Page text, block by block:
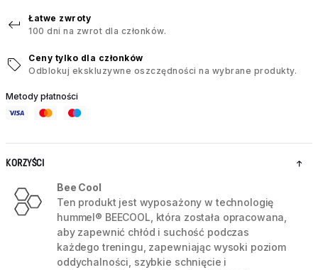
Łatwe zwroty
100 dni na zwrot dla członków.
Ceny tylko dla członków
Odblokuj ekskluzywne oszczędności na wybrane produkty.
Metody płatności
KORZYŚCI
Bee Cool
Ten produkt jest wyposażony w technologię
hummel® BEECOOL, która została opracowana,
aby zapewnić chłód i suchość podczas
każdego treningu, zapewniając wysoki poziom
oddychalności, szybkie schnięcie i